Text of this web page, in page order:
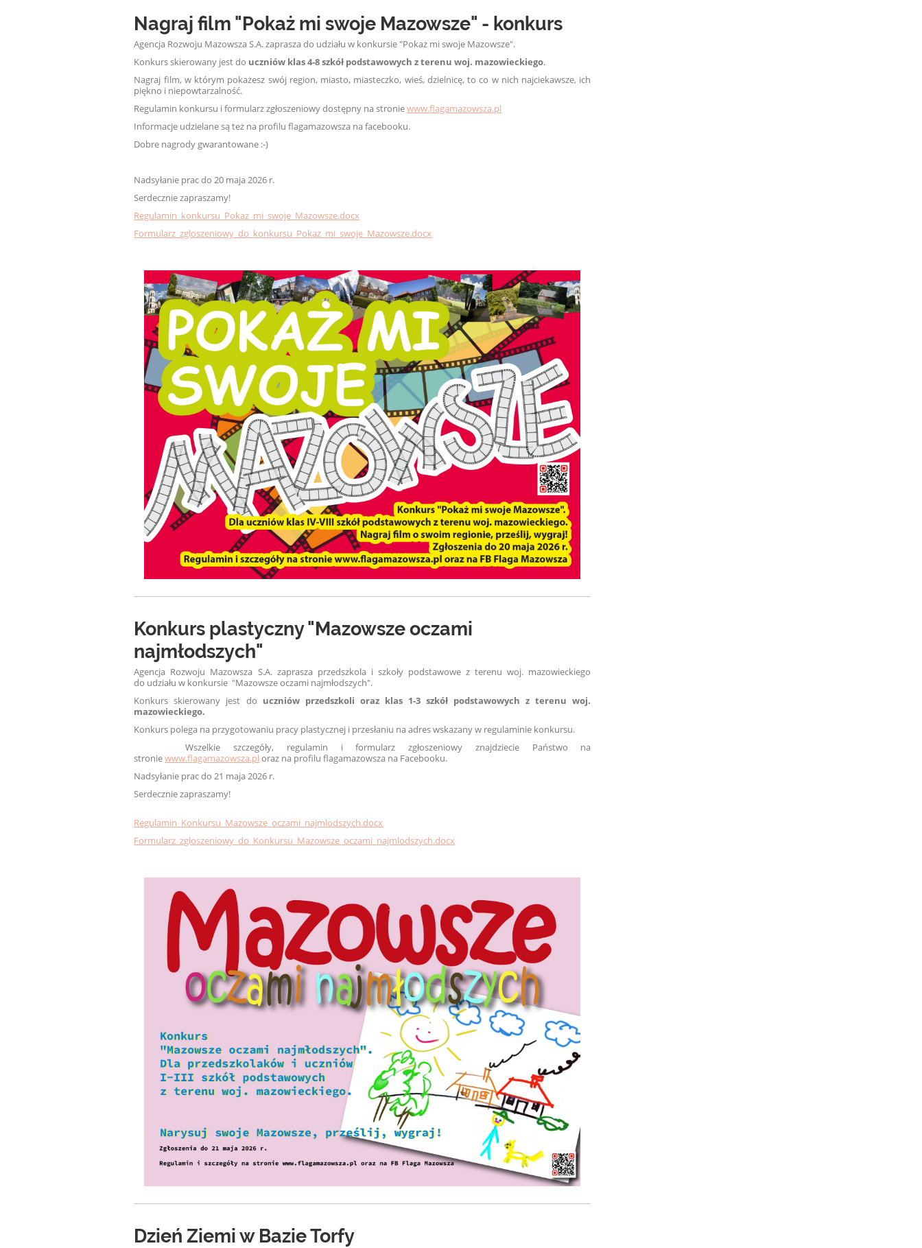
Nagraj film "Pokaż mi swoje Mazowsze" - konkurs
Agencja Rozwoju Mazowsza S.A. zaprasza do udziału w konkursie "Pokaż mi swoje Mazowsze".
Konkurs skierowany jest do uczniów klas 4-8 szkół podstawowych z terenu woj. mazowieckiego.
Nagraj film, w którym pokażesz swój region, miasto, miasteczko, wieś, dzielnicę, to co w nich najciekawsze, ich
piękno i niepowtarzalność.
Regulamin konkursu i formularz zgłoszeniowy dostępny na stroniewww.flagamazowsza.pl
Informacje udzielane są też na profilu flagamazowsza na facebooku.
Dobre nagrody gwarantowane :-)
Nadsyłanie prac do 20 maja 2026 r.
Serdecznie zapraszamy!
Regulamin_konkursu_Pokaz_mi_swoje_Mazowsze.docx
Formularz_zgloszeniowy_do_konkursu_Pokaz_mi_swoje_Mazowsze.docx
Konkurs plastyczny "Mazowsze oczami
najmłodszych"
Agencja Rozwoju Mazowsza S.A. zaprasza przedszkola i szkoły podstawowe z terenu woj. mazowieckiego
do udziału w konkursie "Mazowsze oczami najmłodszych".
Konkurs skierowany jest do uczniów przedszkoli oraz klas 1-3szkół podstawowych z terenu woj.
mazowieckiego.
Konkurs polega na przygotowaniu pracy plastycznej i przesłaniu na adres wskazany w regulaminie konkursu.
Wszelkie szczegóły, regulamin i formularz zgłoszeniowy znajdziecie Państwo na
stroniewww.flagamazowsza.pl oraz na profilu flagamazowsza na Facebooku.
Nadsyłanie prac do 21 maja 2026 r.
Serdecznie zapraszamy!
Regulamin_Konkursu_Mazowsze_oczami_najmlodszych.docx
Formularz_zgloszeniowy_do_Konkursu_Mazowsze_oczami_najmlodszych.docx
Dzień Ziemi w Bazie Torfy